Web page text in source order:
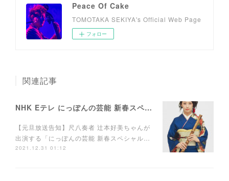
Peace Of Cake
TOMOTAKA SEKIYA's Official Web Page
フォロー
関連記事
NHK Eテレ にっぽんの芸能 新春スペシャル
【元旦放送告知】尺八奏者 辻本好美ちゃんが
出演する「にっぽんの芸能 新春スペシャル…
2021.12.31 01:12